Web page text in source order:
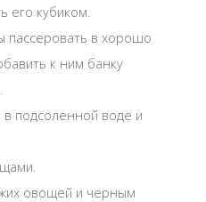
его кубиком.
пассеровать в хорошо
к ним банку
в подсоленной воде и
овощей и черным